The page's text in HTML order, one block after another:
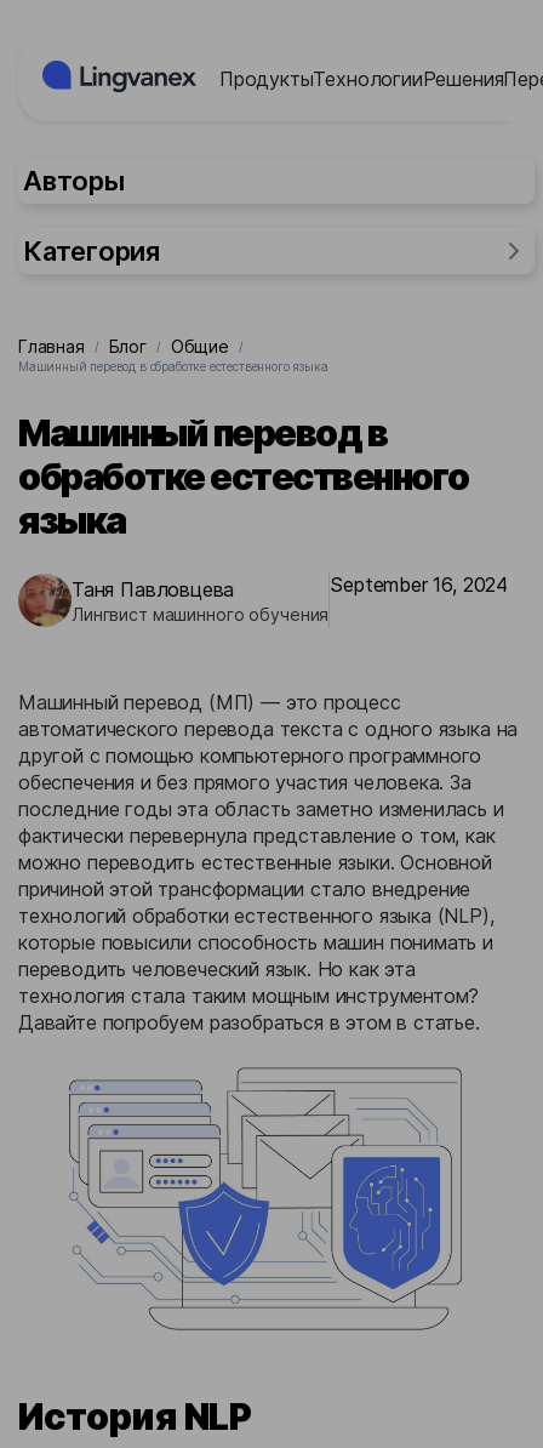
ПродуктыТехнологииРешения
Авторы
Категория
Для бизнеса
Исследования
Для людей
Для государства
Главная / Блог / Общие
/
Машинный перевод в обработке естественного языка
Машинный перевод в
обработке естественного
языка
Таня Павловцева
Лингвист машинного обучения
September 16, 2024
Машинный перевод (МП) — это процесс
автоматического перевода текста с одного языка на
другой с помощью компьютерного программного
обеспечения и без прямого участия человека. За
последние годы эта область заметно изменилась и
фактически перевернула представление о том, как
можно переводить естественные языки. Основной
причиной этой трансформации стало внедрение
технологий обработки естественного языка (NLP),
которые повысили способность машин понимать и
переводить человеческий язык. Но как эта
технология стала таким мощным инструментом?
Давайте попробуем разобраться в этом в статье.
История NLP